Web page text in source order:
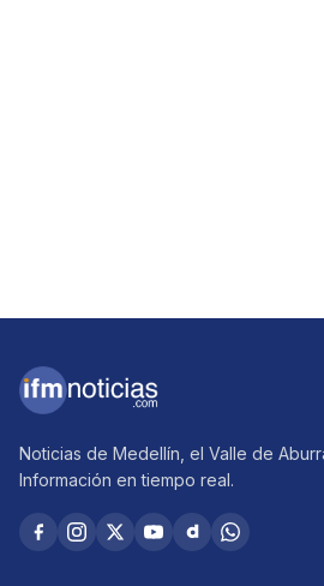
Noticias de Medellín, el Valle de
Información en tiempo real.